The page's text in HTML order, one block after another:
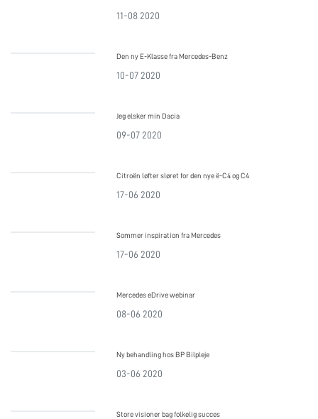
11-08 2020
Den ny E-Klasse fra Mercedes-Benz
10-07 2020
Jeg elsker min Dacia
09-07 2020
Citroën løfter sløret for den nye ë-C4 og C4
17-06 2020
Sommer inspiration fra Mercedes
17-06 2020
Mercedes eDrive webinar
08-06 2020
Ny behandling hos BP Bilpleje
03-06 2020
Store visioner bag folkelig succes